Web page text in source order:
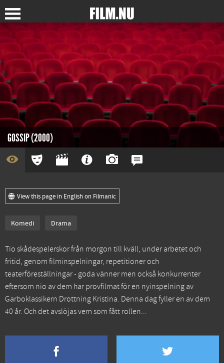
GOSSIP (2000)
View this page in English on Filmanic
Komedi Drama
Tio skådespelerskor från morgon till kväll, under arbetet och
fritid, genom filminspelningar, repetitioner och
teaterföreställningar - goda vänner men också konkurrenter
eftersom nio av dem har provfilmat för en nyinspelning av
Garboklassikern Drottning Kristina. Denna dag fyller en av dem
40 år. Och det avslöjas vem som fått rollen...